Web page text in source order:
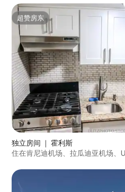
超赞房东
超赞房东
独立房间 ｜ 霍利斯
住在肯尼迪机场、拉瓜迪亚机场、